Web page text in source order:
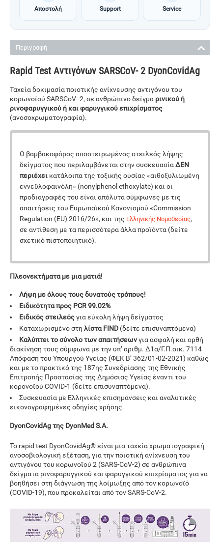
Αποστολή Support Service
Περιγραφή
Rapid Test Αντιγόνων SARSCoV- 2 DyonCovidAg
Ταχεία δοκιμασία ποιοτικής ανίχνευσης αντιγόνου του
κορωνοϊού SARSCoV- 2, σε ανθρώπινο δείγμα ρινικού ή
ρινοφαρυγγικού ή και φαρυγγικού επιχρίσματος
(ανοσοχρωματογραφία).
Ο βαμβακοφόρος αποστειρωμένος στειλεός λήψης
δείγματος που περιλαμβάνεται στην συσκευασίαΔΕΝ
περιέχει κατάλοιπα της τοξικής ουσίας «αιθοξυλιωμένη
εννεϋλοφαινόλη» (nonylphenol ethoxylate) και οι
προδιαγραφές του είναι απόλυτα σύμφωνες με τις
απαιτήσεις του Ευρωπαϊκού Κανονισμού «Commission
Regulation (EU) 2016/26», και της Ελληνικής Νομοθεσίας,
σε αντίθεση με τα περισσότερα άλλα προϊόντα (δείτε
σχετικό πιστοποιητικό).
Πλεονεκτήματα με μια ματιά!
Λήψη με όλους τους δυνατούς τρόπους!
Ειδικότητα προς PCR 99.02%
Ειδικός στειλεόςγια εύκολη λήψη δείγματος
Καταχωρισμένο στη λίστα FIND (δείτε επισυναπτόμενα)
Καλύπτει το σύνολο των απαιτήσεωνγια ασφαλή και ορθή
διακίνηση τους σύμφωνα με την υπ’ αριθμ. Δ1α/Γ.Π.οικ. 7114
Απόφαση του Υπουργού Υγείας (ΦΕΚ Β’ 362/01-02-2021) καθώς
και με το πρακτικό της 187ης Συνεδρίασης της Εθνικής
Επιτροπής Προστασίας της Δημόσιας Υγείας έναντι του
κορονοϊού COVID-1 (δείτε επισυναπτόμενα).
Συσκευασία με Ελληνικές επισημάνσεις και αναλυτικές
εικονογραφημένες οδηγίες χρήσης.
DyonCovidAg της DyonMed S.A.
Το rapid test DyonCovidAg® είναι μια ταχεία χρωματογραφική
ανοσοβιολογική εξέταση, για την ποιοτική ανίχνευση του
αντιγόνου του κορωνοϊού 2 (SARS-CoV-2) σε ανθρώπινα
δείγματα ρινοφαρυγγικού και φαρυγγικού επιχρίσματος για να
βοηθήσει στη διάγνωση της λοίμωξης από τον κορωνοϊό
(COVID-19), που προκαλείται από τον SARS-CoV-2.